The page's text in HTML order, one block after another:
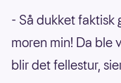
- Så dukket
moren min! Da ble
blir det fellestur,